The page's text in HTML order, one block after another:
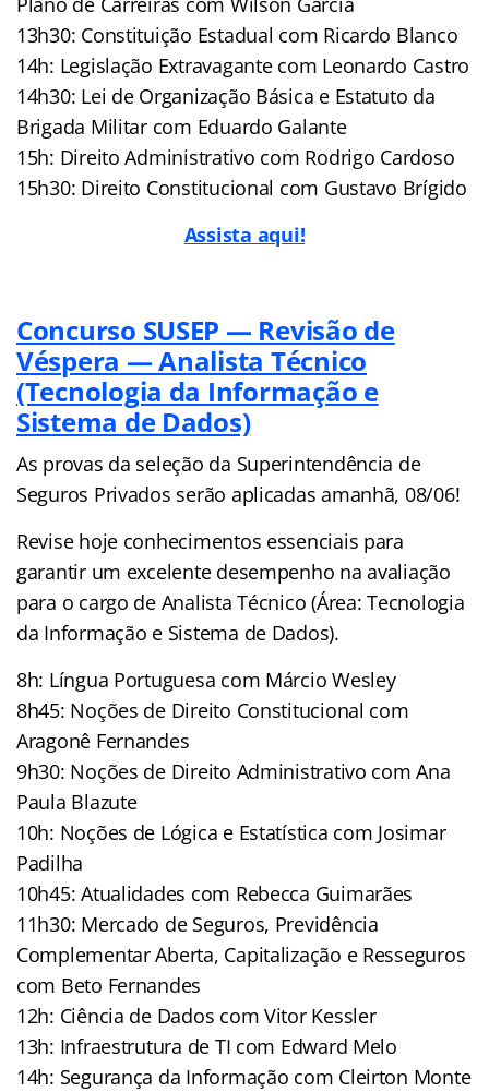
13h30: Constituição Estadual com Ricardo Blanco
14h: Legislação Extravagante com Leonardo Castro
14h30: Lei de Organização Básica e Estatuto da
Brigada Militar com Eduardo Galante
15h: Direito Administrativo com Rodrigo Cardoso
15h30: Direito Constitucional com Gustavo Brígido
Assista aqui!
Concurso SUSEP — Revisão de
Véspera — Analista Técnico
(Tecnologia da Informação e
Sistema de Dados)
As provas da seleção da Superintendência de
Seguros Privados serão aplicadas amanhã, 08/06!
Revise hoje conhecimentos essenciais para
garantir um excelente desempenho na avaliação
para o cargo de Analista Técnico (Área: Tecnologia
da Informação e Sistema de Dados).
8h: Língua Portuguesa com Márcio Wesley
8h45: Noções de Direito Constitucional com
Aragonê Fernandes
9h30: Noções de Direito Administrativo com Ana
Paula Blazute
10h: Noções de Lógica e Estatística com Josimar
Padilha
10h45: Atualidades com Rebecca Guimarães
11h30: Mercado de Seguros, Previdência
Complementar Aberta, Capitalização e Resseguros
com Beto Fernandes
12h: Ciência de Dados com Vitor Kessler
13h: Infraestrutura de TI com Edward Melo
14h: Segurança da Informação com Cleirton Monte